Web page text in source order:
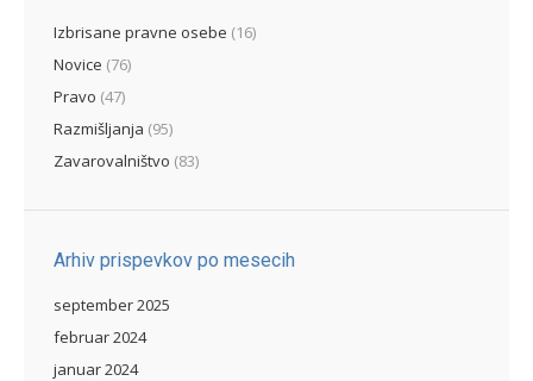
Izbrisane pravne osebe (16)
Novice (76)
Pravo (47)
Razmišljanja (95)
Zavarovalništvo (83)
Arhiv prispevkov po mesecih
september 2025
februar 2024
januar 2024